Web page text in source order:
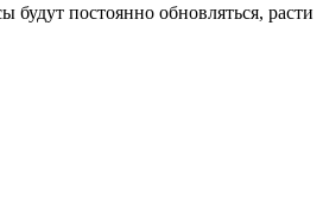
постоянно обновляться, расти